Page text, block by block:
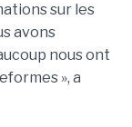
sur les
avons
nous ont
», a